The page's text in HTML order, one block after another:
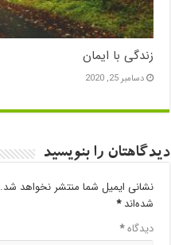
زندگی با ایمان
دسامبر 25, 2020
دیدگاهتان را بنویسید
نشانی ایمیل شما منتشر نخواهد شد.
شده‌اند*
دیدگاه*